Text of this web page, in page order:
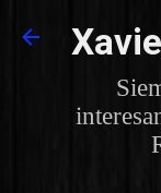
Ir